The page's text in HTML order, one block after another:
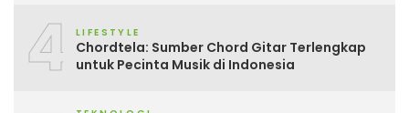
4 LIFESTYLE
Chordtela: Sumber Chord Gitar Terlengkap
untuk Pecinta Musik di Indonesia